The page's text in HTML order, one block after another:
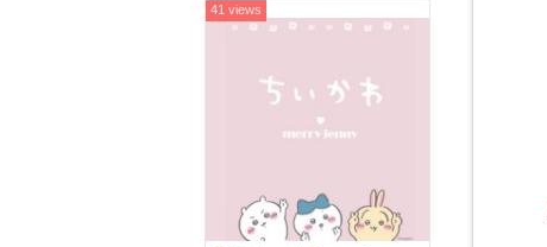
41 views